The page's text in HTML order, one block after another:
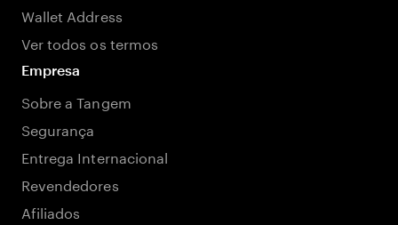
Wallet Address
Ver todos os termos
Empresa
Sobre a Tangem
Segurança
Entrega Internacional
Revendedores
Afiliados